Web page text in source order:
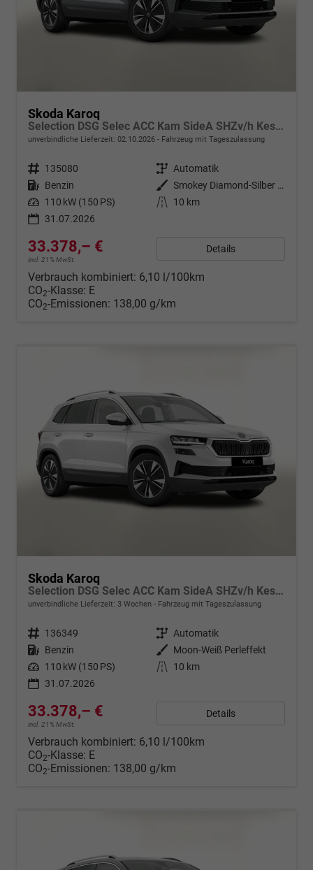
Skoda Karoq
Selection DSG Selec ACC Kam SideA SHZv/h Kessy SunS
unverbindliche Lieferzeit: 02.10.2026 Fahrzeug mit Tageszulassung
Fahrzeugnr. 135080 Getriebe Automatik
Kraftstoff Benzin Außenfarbe
Smokey Diamond-Silber Metallic
Leistung 110 kW (150 PS) Kilometerstand
10 km
31.07.2026
33.378,– €
incl. 21% MwSt.
Details
Verbrauch kombiniert: 6,10 l/100km
CO2-Klasse: E
CO2-Emissionen: 138,00 g/km
Skoda Karoq
Selection DSG Selec ACC Kam SideA SHZv/h Kessy SunS
unverbindliche Lieferzeit: 3 Wochen Fahrzeug mit Tageszulassung
Fahrzeugnr. 136349 Getriebe Automatik
Kraftstoff Benzin Außenfarbe Moon-Weiß Perleffekt
Leistung 110 kW (150 PS) Kilometerstand
10 km
31.07.2026
33.378,– €
incl. 21% MwSt.
Details
Verbrauch kombiniert: 6,10 l/100km
CO2-Klasse: E
CO2-Emissionen: 138,00 g/km